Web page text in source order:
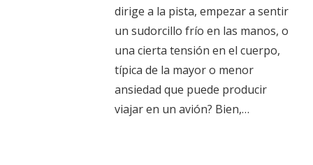
dirige a la pista, empezar a sentir
un sudorcillo frío en las manos, o
una cierta tensión en el cuerpo,
típica de la mayor o menor
ansiedad que puede producir
viajar en un avión? Bien,…